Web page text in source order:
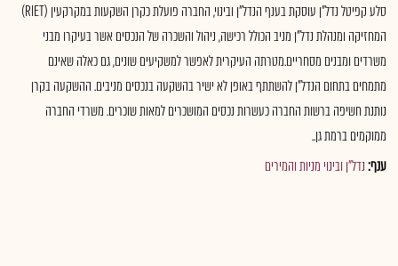
סלע קפיטל נדל"ן עוסקת בענף הנדל"ן ובינוי, החברה פועלת כקרן השקעות במקרקעין (RIET)
המחזיקה ומנהלת נדל"ן מניב הכולל רכישה, ניהול והשכרה של הנכסים אשר בעיקרו מבני
משרדים ומבנים מסחריים.מטרתה העיקרית לאפשר למשקיעים שונים, גם כאלה שאינם
מתמחים בתחום הנדל"ן להשתתף באופן לא ישיר בהשקעה בנכסים מניבים. ההשקעה בקרן
נותנת חשיפה ברשות החברה כעשרות נכסים המושכרים למאות שוכרים. משרדי החברה
ממוקמים ברמת גן..
ענף:נדל"ן ובינוי מניות והמירים